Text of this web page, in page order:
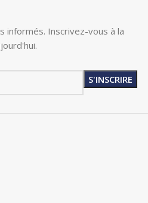
informés. Inscrivez-vous à la